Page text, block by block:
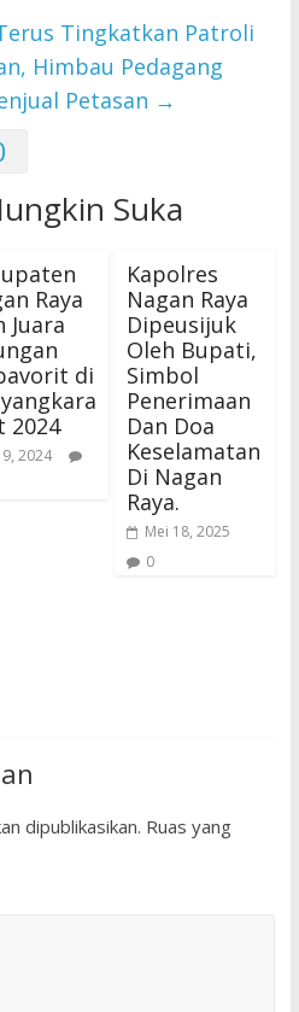
Tingkatkan Patroli
Himbau Pedagang
Petasan →
Suka
Raya
Juara
di
2024
9, 2024
Kapolres
Nagan Raya
Dipeusijuk
Oleh Bupati,
Simbol
Penerimaan
Dan Doa
Keselamatan
Di Nagan
Raya.
Mei 18, 2025
0
dipublikasikan. Ruas yang